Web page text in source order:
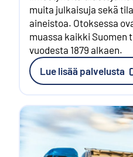
muita julkaisuja sekä
aineistoa. Otoksessa
muassa kaikki
vuodesta 1879 alkaen.
Lue lisää palvelusta
(Ulkoinen linkki)